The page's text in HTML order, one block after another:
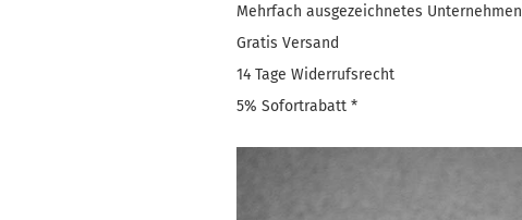
Mehrfach ausgezeichnetes Unternehmen
Gratis Versand
14 Tage Widerrufsrecht
5% Sofortrabatt *